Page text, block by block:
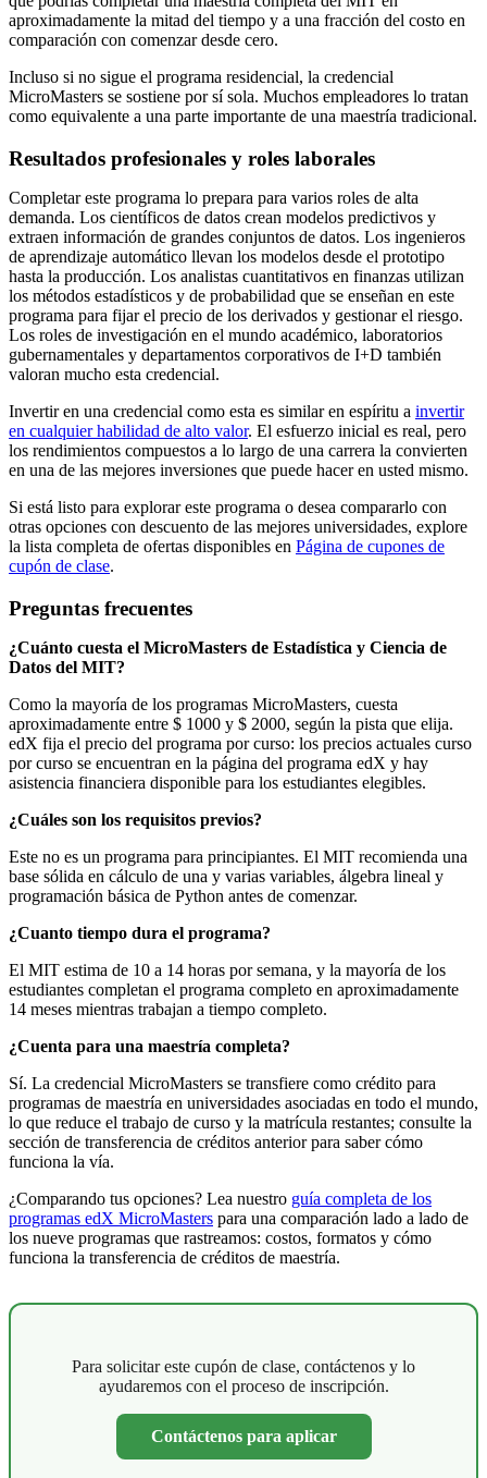
aproximadamente la mitad del tiempo y a una fracción del costo en
comparación con comenzar desde cero.
Incluso si no sigue el programa residencial, la credencial
MicroMasters se sostiene por sí sola. Muchos empleadores lo tratan
como equivalente a una parte importante de una maestría tradicional.
Resultados profesionales y roles laborales
Completar este programa lo prepara para varios roles de alta
demanda. Los científicos de datos crean modelos predictivos y
extraen información de grandes conjuntos de datos. Los ingenieros
de aprendizaje automático llevan los modelos desde el prototipo
hasta la producción. Los analistas cuantitativos en finanzas utilizan
los métodos estadísticos y de probabilidad que se enseñan en este
programa para fijar el precio de los derivados y gestionar el riesgo.
Los roles de investigación en el mundo académico, laboratorios
gubernamentales y departamentos corporativos de I+D también
valoran mucho esta credencial.
Invertir en una credencial como esta es similar en espíritu a invertir
en cualquier habilidad de alto valor. El esfuerzo inicial es real, pero
los rendimientos compuestos a lo largo de una carrera la convierten
en una de las mejores inversiones que puede hacer en usted mismo.
Si está listo para explorar este programa o desea compararlo con
otras opciones con descuento de las mejores universidades, explore
la lista completa de ofertas disponibles en Página de cupones de
cupón de clase.
Preguntas frecuentes
¿Cuánto cuesta el MicroMasters de Estadística y Ciencia de
Datos del MIT?
Como la mayoría de los programas MicroMasters, cuesta
aproximadamente entre $ 1000 y $ 2000, según la pista que elija.
edX fija el precio del programa por curso: los precios actuales curso
por curso se encuentran en la página del programa edX y hay
asistencia financiera disponible para los estudiantes elegibles.
¿Cuáles son los requisitos previos?
Este no es un programa para principiantes. El MIT recomienda una
base sólida en cálculo de una y varias variables, álgebra lineal y
programación básica de Python antes de comenzar.
¿Cuanto tiempo dura el programa?
El MIT estima de 10 a 14 horas por semana, y la mayoría de los
estudiantes completan el programa completo en aproximadamente
14 meses mientras trabajan a tiempo completo.
¿Cuenta para una maestría completa?
Sí. La credencial MicroMasters se transfiere como crédito para
programas de maestría en universidades asociadas en todo el mundo,
lo que reduce el trabajo de curso y la matrícula restantes; consulte la
sección de transferencia de créditos anterior para saber cómo
funciona la vía.
¿Comparando tus opciones? Lea nuestro guía completa de los
programas edX MicroMasters para una comparación lado a lado de
los nueve programas que rastreamos: costos, formatos y cómo
funciona la transferencia de créditos de maestría.
Para solicitar este cupón de clase, contáctenos y lo
ayudaremos con el proceso de inscripción.
Contáctenos para aplicar